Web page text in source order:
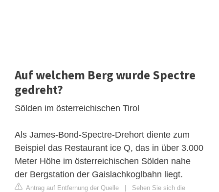
Auf welchem Berg wurde Spectre
gedreht?
Sölden im österreichischen Tirol
Als James-Bond-Spectre-Drehort diente zum
Beispiel das Restaurant ice Q, das in über 3.000
Meter Höhe im österreichischen Sölden nahe
der Bergstation der Gaislachkoglbahn liegt.
Antrag auf Entfernung der Quelle | Sehen Sie sich die